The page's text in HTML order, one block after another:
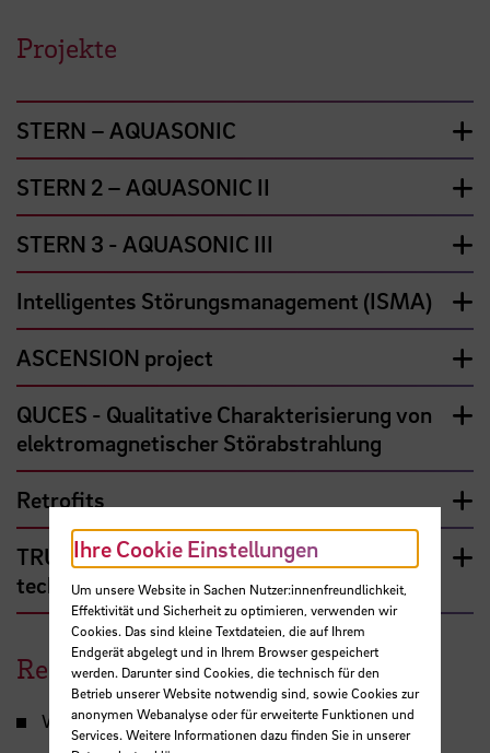
Projekte
STERN – AQUASONIC
STERN 2 – AQUASONIC II
STERN 3 - AQUASONIC III
Intelligentes Störungsmanagement (ISMA)
ASCENSION project
QUCES - Qualitative Charakterisierung von
elektromagnetischer Störabstrahlung
Retrofits
TRUSPACE - Satellitendownlink mit
technologischer Souveränität
Ressourcen und Ausstattung
Windkanal
Ihre Cookie Einstellungen
Um unsere Website in Sachen Nutzer:innenfreundlichkeit,
Effektivität und Sicherheit zu optimieren, verwenden wir
Cookies. Das sind kleine Textdateien, die auf Ihrem
Endgerät abgelegt und in Ihrem Browser gespeichert
werden. Darunter sind Cookies, die technisch für den
Betrieb unserer Website notwendig sind, sowie Cookies zur
anonymen Webanalyse oder für erweiterte Funktionen und
Services. Weitere Informationen dazu finden Sie in unserer